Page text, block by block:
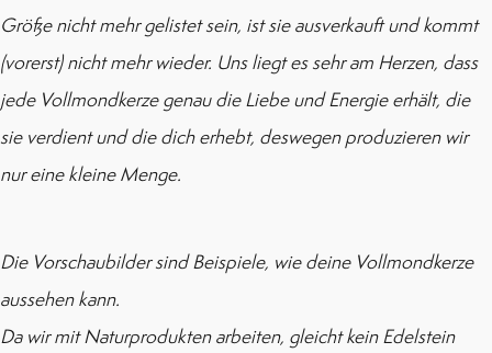
Größe nicht mehr gelistet sein, ist sie ausverkauft und kommt
(vorerst) nicht mehr wieder. Uns liegt es sehr am Herzen, dass
jede Vollmondkerze genau die Liebe und Energie erhält, die
sie verdient und die dich erhebt, deswegen produzieren wir
nur eine kleine Menge.
Die Vorschaubilder sind Beispiele, wie deine Vollmondkerze
aussehen kann.
Da wir mit Naturprodukten arbeiten, gleicht kein Edelstein